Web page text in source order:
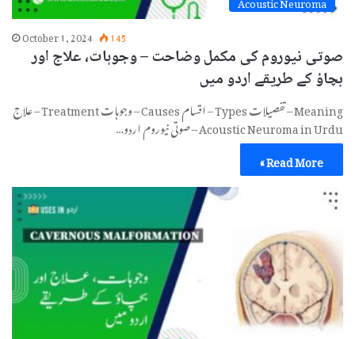
October 1, 2024 145
صوتی نیوروم کی مکمل وضاحت – وجوہات، علاج اور
بچاؤ کے طریقے اردو میں
Meaning – تفصیلات Types – اقسام Causes – وجوہات Treatment – علاج
Acoustic Neuroma in Urdu – صوتی نیوروم اردو…
Read More »